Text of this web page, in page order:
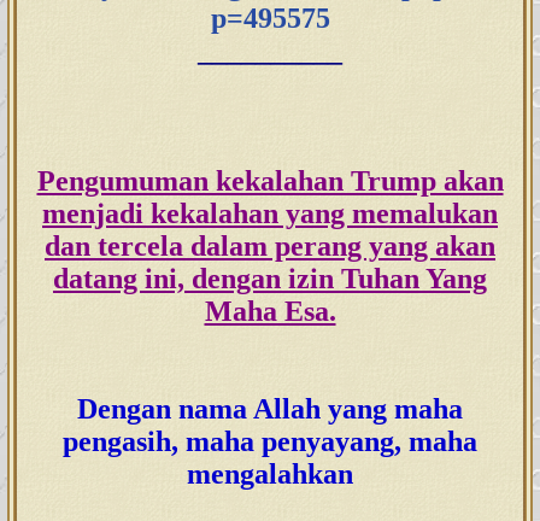
p=495575
Pengumuman kekalahan Trump akan
menjadi kekalahan yang memalukan
dan tercela dalam perang yang akan
datang ini, dengan izin Tuhan Yang
Maha Esa.
Dengan nama Allah yang maha
pengasih, maha penyayang, maha
mengalahkan